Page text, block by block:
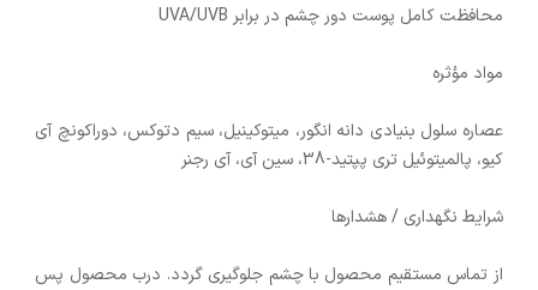
محافظت کامل پوست دور چشم در برابر UVA/UVB
مواد مؤثره
عصاره سلول بنیادی دانه انگور، میتوکینیل، سیم دتوکس، دوراکونچ آی
کیو، پالمیتوئیل تری پپتید-38، سین آی، آی رجنر
شرایط نگهداری / هشدارها
از تماس مستقیم محصول با چشم جلوگیری گردد. درب محصول پس